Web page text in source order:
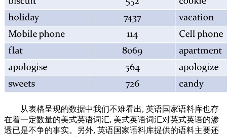
从表格呈现的数据中我们不难看出, 英语国家语料库也存
在着一定数量的美式英语词汇, 美式英语词汇对英式英语的渗
透已是不争的事实。另外, 英语国家语料库提供的语料主要还